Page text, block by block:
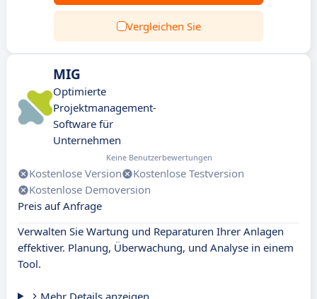
Vergleichen Sie
MIG
Optimierte
Projektmanagement-
Software für
Unternehmen
Keine Benutzerbewertungen
Kostenlose Version
Kostenlose Testversion
Kostenlose Demoversion
Preis auf Anfrage
Verwalten Sie Wartung und Reparaturen Ihrer Anlagen
effektiver. Planung, Überwachung, und Analyse in einem
Tool.
Mehr Details anzeigen